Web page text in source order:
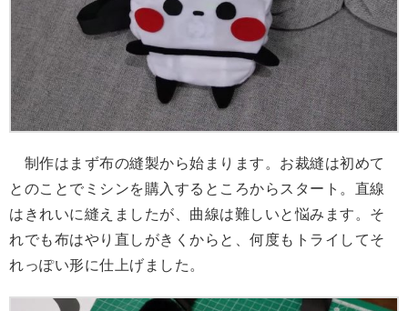
制作はまず布の縫製から始まります。お裁縫は初めて
とのことでミシンを購入するところからスタート。直線
はきれいに縫えましたが、曲線は難しいと悩みます。そ
れでも布はやり直しがきくからと、何度もトライしてそ
れっぽい形に仕上げました。